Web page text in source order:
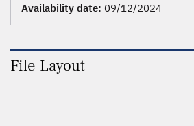
Availability date: 09/12/2024
File Layout